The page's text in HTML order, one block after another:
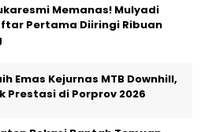
Memanas! Mulyadi
Pertama Diiringi Ribuan
Emas Kejurnas MTB Downhill,
Prestasi di Porprov 2026